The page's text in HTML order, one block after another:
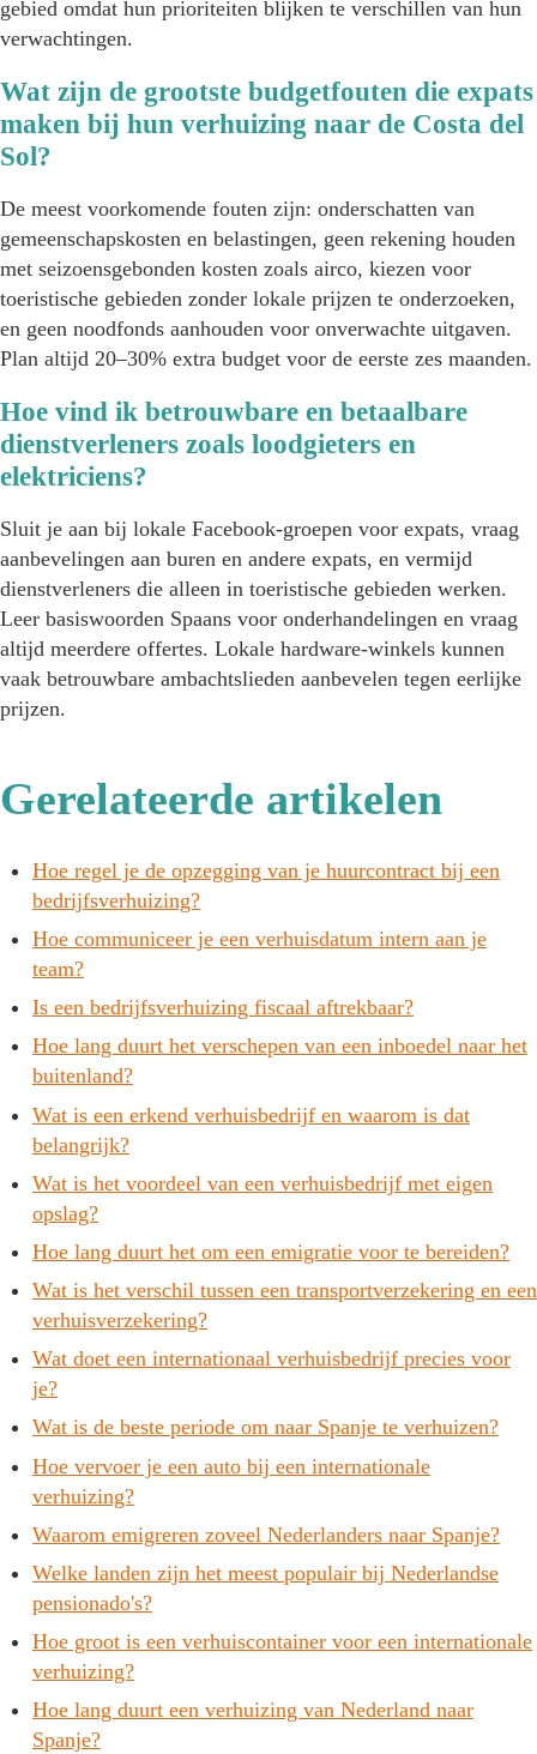
gebied omdat hun prioriteiten blijken te verschillen van hun
verwachtingen.
Wat zijn de grootste budgetfouten die expats
maken bij hun verhuizing naar de Costa del
Sol?
De meest voorkomende fouten zijn: onderschatten van
gemeenschapskosten en belastingen, geen rekening houden
met seizoensgebonden kosten zoals airco, kiezen voor
toeristische gebieden zonder lokale prijzen te onderzoeken,
en geen noodfonds aanhouden voor onverwachte uitgaven.
Plan altijd 20–30% extra budget voor de eerste zes maanden.
Hoe vind ik betrouwbare en betaalbare
dienstverleners zoals loodgieters en
elektriciens?
Sluit je aan bij lokale Facebook-groepen voor expats, vraag
aanbevelingen aan buren en andere expats, en vermijd
dienstverleners die alleen in toeristische gebieden werken.
Leer basiswoorden Spaans voor onderhandelingen en vraag
altijd meerdere offertes. Lokale hardware-winkels kunnen
vaak betrouwbare ambachtslieden aanbevelen tegen eerlijke
prijzen.
Gerelateerde artikelen
Hoe regel je de opzegging van je huurcontract bij een
bedrijfsverhuizing?
Hoe communiceer je een verhuisdatum intern aan je
team?
Is een bedrijfsverhuizing fiscaal aftrekbaar?
Hoe lang duurt het verschepen van een inboedel naar het
buitenland?
Wat is een erkend verhuisbedrijf en waarom is dat
belangrijk?
Wat is het voordeel van een verhuisbedrijf met eigen
opslag?
Hoe lang duurt het om een emigratie voor te bereiden?
Wat is het verschil tussen een transportverzekering en een
verhuisverzekering?
Wat doet een internationaal verhuisbedrijf precies voor
je?
Wat is de beste periode om naar Spanje te verhuizen?
Hoe vervoer je een auto bij een internationale
verhuizing?
Waarom emigreren zoveel Nederlanders naar Spanje?
Welke landen zijn het meest populair bij Nederlandse
pensionado's?
Hoe groot is een verhuiscontainer voor een internationale
verhuizing?
Hoe lang duurt een verhuizing van Nederland naar
Spanje?